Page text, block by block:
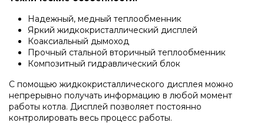
Настенные конденсационные котлы Baxi
Напольные конденсационные котлы Baxi
Напольные котлы с атмосферной горелкой
Запчасти Giersch
Запчасти для котлов Ferroli
Надежный, медный теплообменник
Яркий жидкокристаллический дисплей
Коаксиальный дымоход
Прочный стальной вторичный теплообменник
Композитный гидравлический блок
С помощью жидкокристаллического дисплея можно
непрерывно получать информацию в любой момент
работы котла. Дисплей позволяет постоянно
контролировать весь процесс работы.